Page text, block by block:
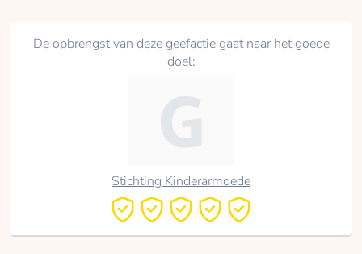
De opbrengst van deze geefactie gaat naar het goede
doel:
Stichting Kinderarmoede